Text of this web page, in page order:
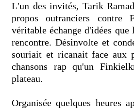
L'un des invités, Tarik
propos outranciers contre
véritable échange d'idées que
rencontre. Désinvolte et
souriait et ricanait face aux
chansons rap qu'un
plateau.
Organisée quelques heures